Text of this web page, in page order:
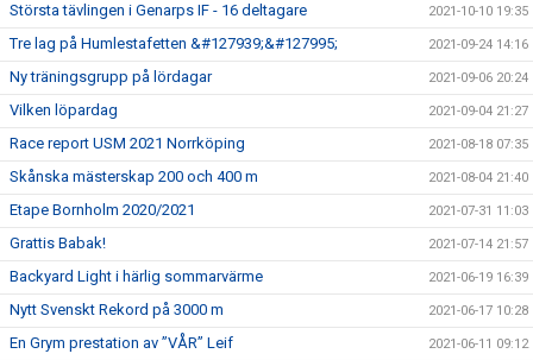
Största tävlingen i Genarps IF - 16 deltagare 2021-10-10 19:35
Tre lag på Humlestafetten &#127939;&#127995; 2021-09-24 14:16
Ny träningsgrupp på lördagar 2021-09-06 20:24
Vilken löpardag 2021-09-04 21:27
Race report USM 2021 Norrköping 2021-08-18 07:35
Skånska mästerskap 200 och 400 m 2021-08-04 21:40
Etape Bornholm 2020/2021 2021-07-31 11:03
Grattis Babak! 2021-07-14 21:57
Backyard Light i härlig sommarvärme 2021-06-19 16:39
Nytt Svenskt Rekord på 3000 m 2021-06-17 10:28
En Grym prestation av ”VÅR” Leif 2021-06-11 09:12